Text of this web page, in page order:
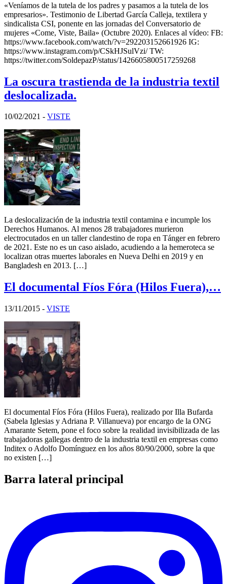
«Veníamos de la tutela de los padres y pasamos a la tutela de los
empresarios». Testimonio de Libertad García Calleja, textilera y
sindicalista CSI, ponente en las jornadas del Conversatorio de
mujeres «Come, Viste, Baila» (Octubre 2020). Enlaces al vídeo: FB:
https://www.facebook.com/watch/?v=292203152661926 IG:
https://www.instagram.com/p/CSkHJSulVzi/ TW:
https://twitter.com/SoldepazP/status/1426605800517259268
La oscura trastienda de la industria textil
deslocalizada.
10/02/2021 - VISTE
La deslocalización de la industria textil contamina e incumple los
Derechos Humanos. Al menos 28 trabajadores murieron
electrocutados en un taller clandestino de ropa en Tánger en febrero
de 2021. Este no es un caso aislado, acudiendo a la hemeroteca se
localizan otras muertes laborales en Nueva Delhi en 2019 y en
Bangladesh en 2013. […]
El documental Fíos Fóra (Hilos Fuera),…
13/11/2015 - VISTE
El documental Fíos Fóra (Hilos Fuera), realizado por Illa Bufarda
(Sabela Iglesias y Adriana P. Villanueva) por encargo de la ONG
Amarante Setem, pone el foco sobre la realidad invisibilizada de las
trabajadoras gallegas dentro de la industria textil en empresas como
Inditex o Adolfo Domínguez en los años 80/90/2000, sobre la que
no existen […]
Barra lateral principal